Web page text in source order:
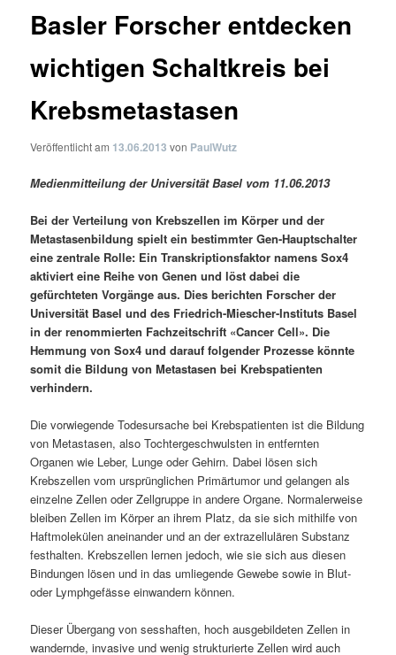
Basler Forscher entdecken
wichtigen Schaltkreis bei
Krebsmetastasen
Veröffentlicht am 13.06.2013 von PaulWutz
Medienmitteilung der Universität Basel vom 11.06.2013
Bei der Verteilung von Krebszellen im Körper und der
Metastasenbildung spielt ein bestimmter Gen-Hauptschalter
eine zentrale Rolle: Ein Transkriptionsfaktor namens Sox4
aktiviert eine Reihe von Genen und löst dabei die
gefürchteten Vorgänge aus. Dies berichten Forscher der
Universität Basel und des Friedrich-Miescher-Instituts Basel
in der renommierten Fachzeitschrift «Cancer Cell». Die
Hemmung von Sox4 und darauf folgender Prozesse könnte
somit die Bildung von Metastasen bei Krebspatienten
verhindern.
Die vorwiegende Todesursache bei Krebspatienten ist die Bildung
von Metastasen, also Tochtergeschwulsten in entfernten
Organen wie Leber, Lunge oder Gehirn. Dabei lösen sich
Krebszellen vom ursprünglichen Primärtumor und gelangen als
einzelne Zellen oder Zellgruppe in andere Organe. Normalerweise
bleiben Zellen im Körper an ihrem Platz, da sie sich mithilfe von
Haftmolekülen aneinander und an der extrazellulären Substanz
festhalten. Krebszellen lernen jedoch, wie sie sich aus diesen
Bindungen lösen und in das umliegende Gewebe sowie in Blut-
oder Lymphgefässe einwandern können.
Dieser Übergang von sesshaften, hoch ausgebildeten Zellen in
wandernde, invasive und wenig strukturierte Zellen wird auch